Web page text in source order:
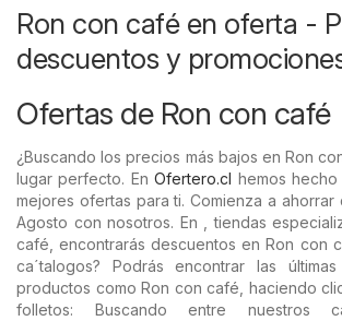
Ron con café en oferta -
descuentos y
Ofertas de Ron con café
¿Buscando los precios más bajos en Ron
lugar perfecto. EnOfertero.cl hemos
mejores ofertas para ti. Comienza a ahorrar
Agosto con nosotros. En , tiendas
café, encontrarás descuentos en Ron con
ca´talogos? Podrás encontrar las
productos como Ron con café, haciendo
folletos: Buscando entre nuestros